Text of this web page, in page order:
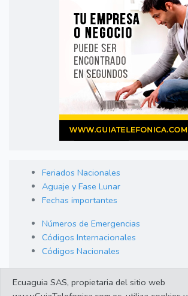
Feriados Nacionales
Aguaje y Fase Lunar
Fechas importantes
Números de Emergencias
Códigos Internacionales
Códigos Nacionales
Cambio de Divisas
Ecuaguia SAS, propietaria del sitio web